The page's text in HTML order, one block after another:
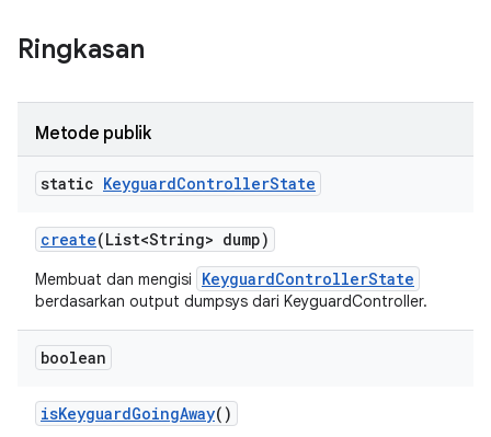
Ringkasan
Metode publik
static KeyguardControllerState
create(List<String> dump)
Membuat dan mengisi KeyguardControllerState
berdasarkan output dumpsys dari KeyguardController.
boolean
isKeyguardGoingAway()